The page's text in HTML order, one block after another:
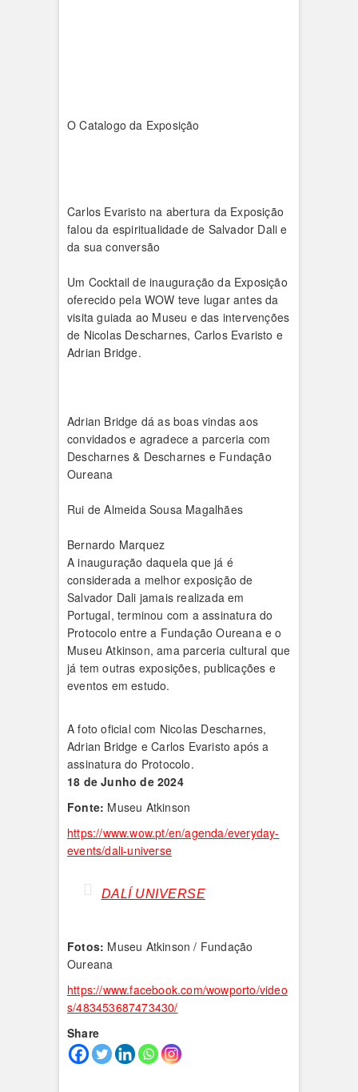
O Catalogo da Exposição
Carlos Evaristo na abertura da Exposição
falou da espiritualidade de Salvador Dali e
da sua conversão
Um Cocktail de inauguração da Exposição
oferecido pela WOW teve lugar antes da
visita guiada ao Museu e das intervenções
de Nicolas Descharnes, Carlos Evaristo e
Adrian Bridge.
Adrian Bridge dá as boas vindas aos
convidados e agradece a parceria com
Descharnes & Descharnes e Fundação
Oureana
Rui de Almeida Sousa Magalhães
Bernardo Marquez
A inauguração daquela que já é
considerada a melhor exposição de
Salvador Dali jamais realizada em
Portugal, terminou com a assinatura do
Protocolo entre a Fundação Oureana e o
Museu Atkinson, ama parceria cultural que
já tem outras exposições, publicações e
eventos em estudo.
A foto oficial com Nicolas Descharnes,
Adrian Bridge e Carlos Evaristo após a
assinatura do Protocolo.
18 de Junho de 2024
Fonte: Museu Atkinson
https://www.wow.pt/en/agenda/everyday-
events/dali-universe
DALÍ UNIVERSE
Fotos: Museu Atkinson / Fundação
Oureana
https://www.facebook.com/wowporto/video
s/483453687473430/
Share